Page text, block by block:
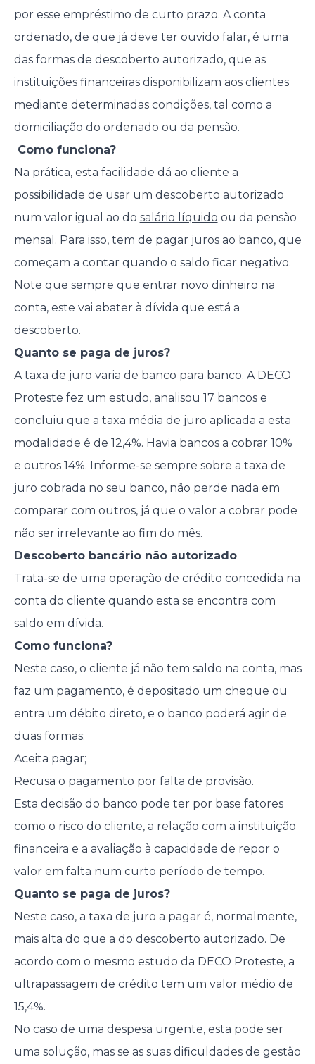
por esse empréstimo de curto prazo. A conta
ordenado, de que já deve ter ouvido falar, é uma
das formas de descoberto autorizado, que as
instituições financeiras disponibilizam aos clientes
mediante determinadas condições, tal como a
domiciliação do ordenado ou da pensão.
Como funciona?
Na prática, esta facilidade dá ao cliente a
possibilidade de usar um descoberto autorizado
num valor igual ao do salário líquido ou da pensão
mensal. Para isso, tem de pagar juros ao banco, que
começam a contar quando o saldo ficar negativo.
Note que sempre que entrar novo dinheiro na
conta, este vai abater à dívida que está a
descoberto.
Quanto se paga de juros?
A taxa de juro varia de banco para banco. A DECO
Proteste fez um estudo, analisou 17 bancos e
concluiu que a taxa média de juro aplicada a esta
modalidade é de 12,4%. Havia bancos a cobrar 10%
e outros 14%. Informe-se sempre sobre a taxa de
juro cobrada no seu banco, não perde nada em
comparar com outros, já que o valor a cobrar pode
não ser irrelevante ao fim do mês.
Descoberto bancário não autorizado
Trata-se de uma operação de crédito concedida na
conta do cliente quando esta se encontra com
saldo em dívida.
Como funciona?
Neste caso, o cliente já não tem saldo na conta, mas
faz um pagamento, é depositado um cheque ou
entra um débito direto, e o banco poderá agir de
duas formas:
Aceita pagar;
Recusa o pagamento por falta de provisão.
Esta decisão do banco pode ter por base fatores
como o risco do cliente, a relação com a instituição
financeira e a avaliação à capacidade de repor o
valor em falta num curto período de tempo.
Quanto se paga de juros?
Neste caso, a taxa de juro a pagar é, normalmente,
mais alta do que a do descoberto autorizado. De
acordo com o mesmo estudo da DECO Proteste, a
ultrapassagem de crédito tem um valor médio de
15,4%.
No caso de uma despesa urgente, esta pode ser
uma solução, mas se as suas dificuldades de gestão